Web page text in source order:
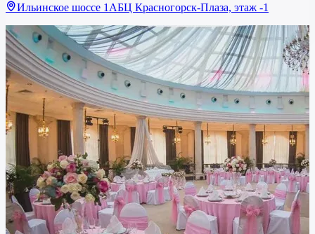
Ильинское шоссе 1АБЦ Красногорск-Плаза, этаж -1